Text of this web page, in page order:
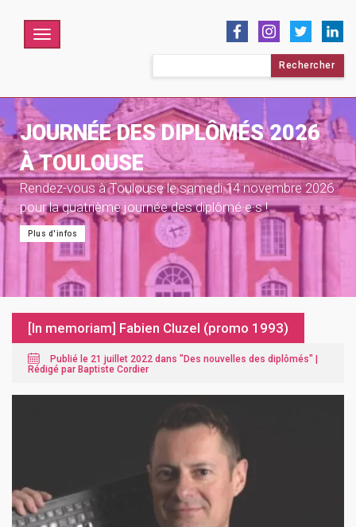
Menu
JOURNÉE DES DIPLÔMÉS 2026
À TOULOUSE
Rendez-vous à Toulouse le samedi 14 novembre 2026
pour la quatrième journée des diplômé·e·s !
Plus d'infos
[In memoriam] Fabien Cluzel (promo 1993)
Publié le 21 juillet 2022 dans "Des nouvelles des diplômés" |
Rédigé par Baptiste Cordier